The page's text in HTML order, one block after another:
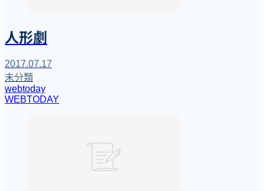
人形劇
2017.07.17
未分類
webtoday
WEBTODAY